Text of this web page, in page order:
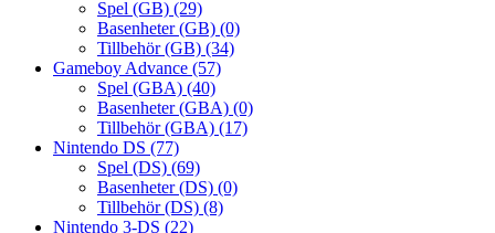
Spel (GB) (29)
Basenheter (GB) (0)
Tillbehör (GB) (34)
Gameboy Advance (57)
Spel (GBA) (40)
Basenheter (GBA) (0)
Tillbehör (GBA) (17)
Nintendo DS (77)
Spel (DS) (69)
Basenheter (DS) (0)
Tillbehör (DS) (8)
Nintendo 3-DS (22)